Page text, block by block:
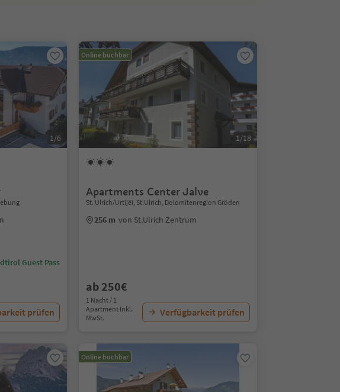
1/6
Guest Pass
prüfen
Online buchbar
1/18
Apartments Center Jalve
St. Ulrich/Urtijëi, St.Ulrich, Dolomitenregion Gröden
256 m von St.Ulrich Zentrum
ab 250€
1 Nacht / 1
Apartment Inkl.
MwSt.
Verfügbarkeit prüfen
Online buchbar